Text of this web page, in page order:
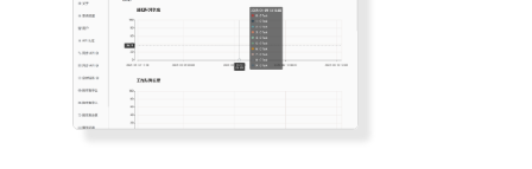
连接器对象 DFF.CONN
NSQ
任务上下文 DFF.CTX
线程池 DFF.THREAD
MySQL 发生 ERROR 2026 错误
MySQL 存储数据量过大